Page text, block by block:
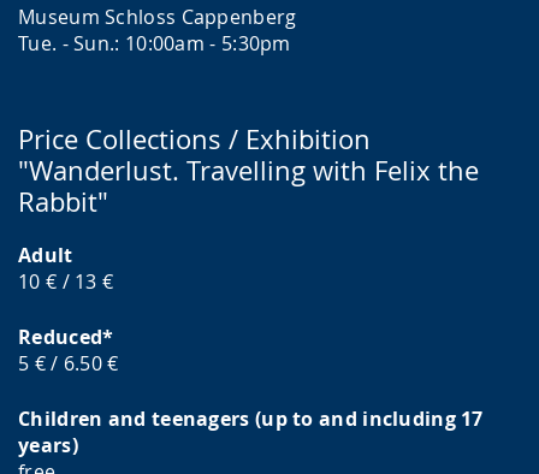
Museum Schloss Cappenberg
Tue. - Sun.: 10:00am - 5:30pm
Price Collections / Exhibition
"Wanderlust. Travelling with Felix the
Rabbit"
Adult
10 € / 13 €
Reduced*
5 € / 6.50 €
Children and teenagers (up to and including 17
years)